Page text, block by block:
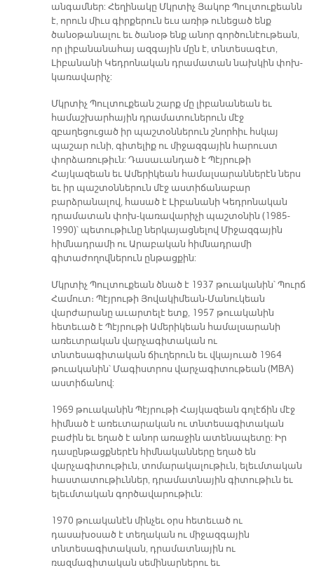
անգամներ: Հեղինակը Մկրտիչ Յակոբ Պուլտուքեանն
է, որուն միւս գիրքերուն եւս առիթ ունեցած ենք
ծանօթանալու եւ ծանօթ ենք անոր գործունէութեան,
որ լիբանանահայ ազգային մըն է, տնտեսագէտ,
Լիբանանի Կեդրոնական դրամատան նախկին փոխ-
կառավարիչ:
Մկրտիչ Պուլտուքեան շարք մը լիբանանեան եւ
համաշխարհային դրամատուներուն մէջ
զբաղեցուցած իր պաշտօններուն շնորհիւ հսկայ
պաշար ունի, գիտելիք ու միջազգային հարուստ
փորձառութիւն: Դասաւանդած է Պէյրութի
Հայկազեան եւ Ամերիկեան համալսարաններէն ներս
եւ իր պաշտօններուն մէջ աստիճանաբար
բարձրանալով, հասած է Լիբանանի Կեդրոնական
դրամատան փոխ-կառավարիչի պաշտօնին (1985-
1990)՝ պետութիւնը ներկայացնելով Միջազգային
հիմնադրամի ու Արաբական հիմնադրամի
գիտաժողովներուն ընթացքին:
Մկրտիչ Պուլտուքեան ծնած է 1937 թուականին՝ Պուրճ
Համուտ։ Պէյրութի Յովակիմեան-Մանուկեան
վարժարանը աւարտելէ ետք, 1957 թուականին
հետեւած է Պէյրութի Ամերիկեան համալսարանի
առեւտրական վարչագիտական ու
տնտեսագիտական ճիւղերուն եւ վկայուած 1964
թուականին՝ Մագիստրոս վարչագիտութեան (MBA)
աստիճանով:
1969 թուականին Պէյրութի Հայկազեան գոլէճին մէջ
հիմնած է առեւտարական ու տնտեսագիտական
բաժին եւ եղած է անոր առաջին ատենապետը: Իր
դասընթացքներէն հիմնականները եղած են
վարչագիտութիւն, տոմարակալութիւն, ելեւմտական
հաստատութիւններ, դրամատնային գիտութիւն եւ
ելեւմտական գործավարութիւն:
1970 թուականէն մինչեւ օրս հետեւած ու
դասախօսած է տեղական ու միջազգային
տնտեսագիտական, դրամատնային ու
ռազմագիտական սեմինարներու եւ